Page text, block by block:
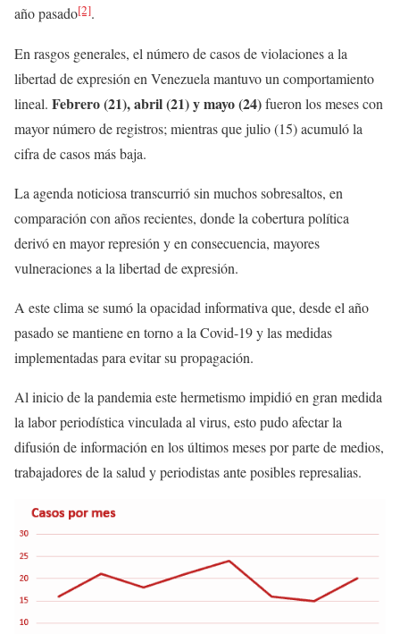
año pasado[2].
En rasgos generales, el número de casos de violaciones a la
libertad de expresión en Venezuela mantuvo un comportamiento
lineal. Febrero (21), abril (21) y mayo (24)fueron los meses con
mayor número de registros; mientras que julio (15) acumuló la
cifra de casos más baja.
La agenda noticiosa transcurrió sin muchos sobresaltos, en
comparación con años recientes, donde la cobertura política
derivó en mayor represión y en consecuencia, mayores
vulneraciones a la libertad de expresión.
A este clima se sumó la opacidad informativa que, desde el año
pasado se mantiene en torno a la Covid-19 y las medidas
implementadas para evitar su propagación.
Al inicio de la pandemia este hermetismo impidió en gran medida
la labor periodística vinculada al virus, esto pudo afectar la
difusión de información en los últimos meses por parte de medios,
trabajadores de la salud y periodistas ante posibles represalias.